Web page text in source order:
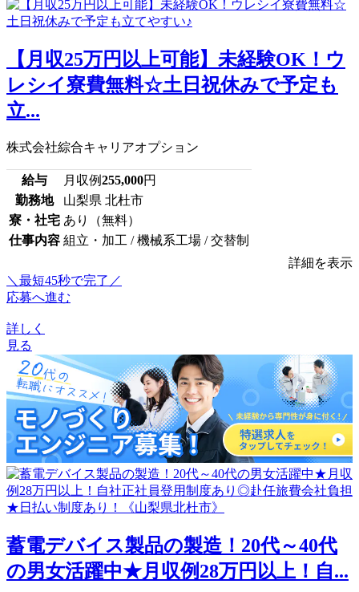
【月収25万円以上可能】未経験OK！ウ
レシイ寮費無料☆土日祝休みで予定も
立...
株式会社綜合キャリアオプション
給与 月収例255,000円
勤務地
山梨県 北杜市
寮・社宅 あり（無料）
仕事内容 組立・加工 / 機械系工場 / 交替制
詳細を表示
＼最短45秒で完了／
応募へ進む
詳しく
見る
蓄電デバイス製品の製造！20代～40代
の男女活躍中★月収例28万円以上！自...